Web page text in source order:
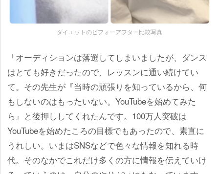
ダイエットのビフォーアフター比較写真
「オーディションは落選してしまいましたが、ダンス
はとても好きだったので、レッスンに通い続けてい
て。その先生が『当時の頑張りを知っているから、何
もしないのはもったいない。YouTubeを始めてみた
ら』と後押ししてくれたんです。100万人突破は
YouTubeを始めたころの目標でもあったので、素直に
うれしい。いまはSNSなどで色々な情報を知れる時
代。そのなかでこれだけ多くの方に情報を伝えていけ